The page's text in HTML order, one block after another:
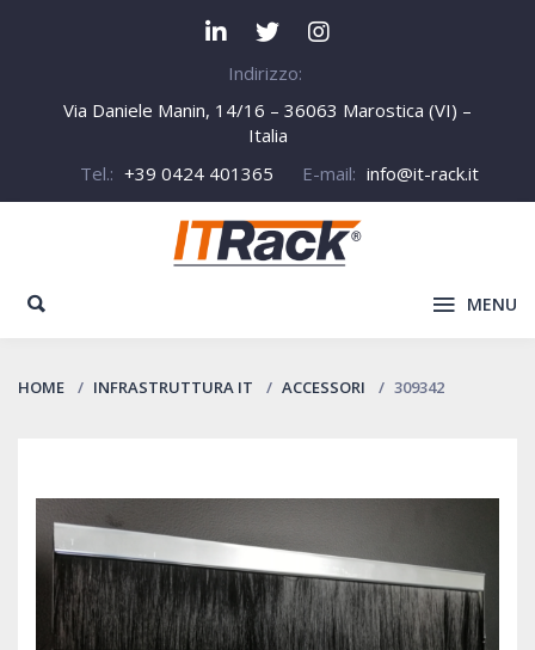
Indirizzo:
Via Daniele Manin, 14/16 – 36063 Marostica (VI) –
Italia
Tel.: +39 0424 401365 E-mail: info@it-rack.it
MENU
HOME INFRASTRUTTURA IT ACCESSORI 309342